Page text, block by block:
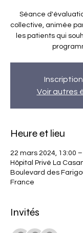
Séance
collective, animée
les patients qui
Voir autres
Heure et lieu
22 mars 2024, 13:00 –
Hôpital Privé La
Boulevard des
France
Invités